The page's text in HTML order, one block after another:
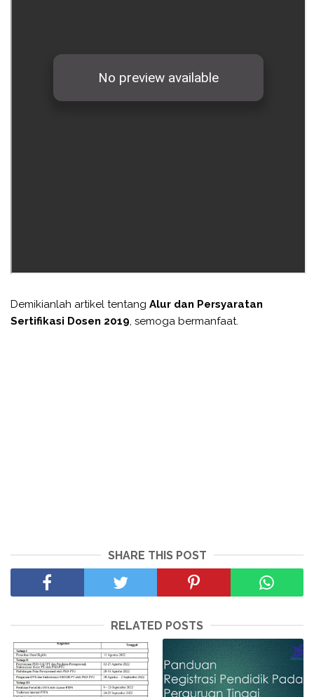
Demikianlah artikel tentang Alur dan Persyaratan
Sertifikasi Dosen 2019, semoga bermanfaat.
SHARE THIS POST
RELATED POSTS